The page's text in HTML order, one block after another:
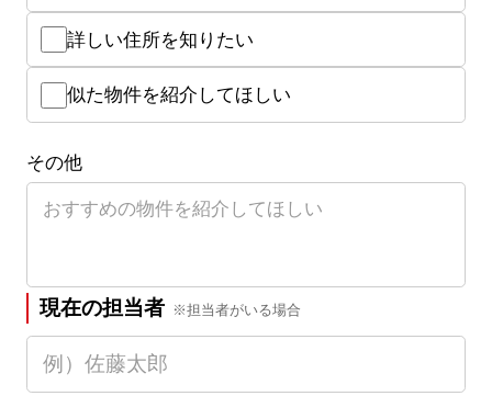
詳しい住所を知りたい
似た物件を紹介してほしい
その他
現在の担当者 ※担当者がいる場合